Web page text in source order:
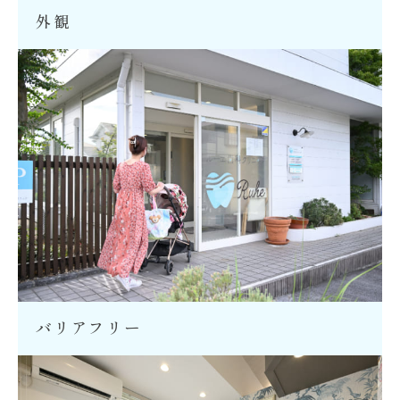
外観
バリアフリー